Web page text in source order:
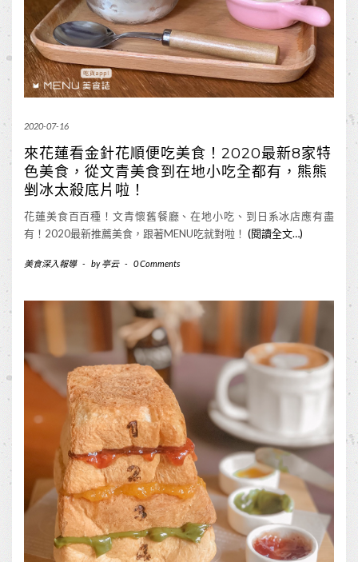
2020-07-16
來花蓮看金針花順便吃美食！2020最新8家特
色美食，從文青美食到在地小吃全都有，熊熊
剉冰太殺底片啦！
花蓮美食百百種！文青懷舊餐廳、在地小吃、到日系冰店應有盡
有！2020最新推薦美食，跟著MENU吃就對啦！ (閱讀全文…)
美食深入報導 - by亭云 - 0 Comments